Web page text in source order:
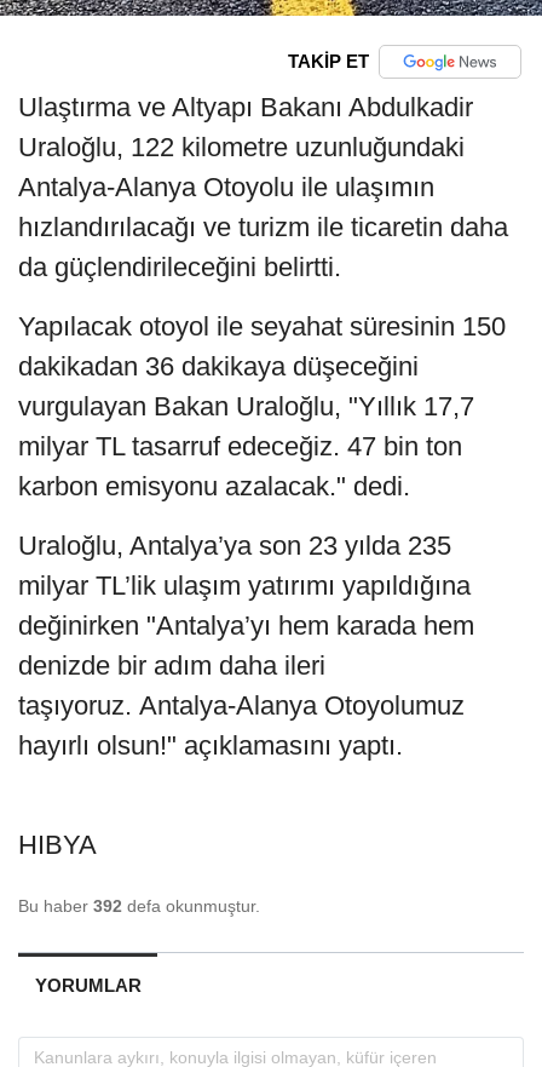
TAKİP ET
Ulaştırma ve Altyapı Bakanı Abdulkadir
Uraloğlu, 122 kilometre uzunluğundaki
Antalya-Alanya Otoyolu ile ulaşımın
hızlandırılacağı ve turizm ile ticaretin daha
da güçlendirileceğini belirtti.
Yapılacak otoyol ile seyahat süresinin 150
dakikadan 36 dakikaya düşeceğini
vurgulayan Bakan Uraloğlu, "Yıllık 17,7
milyar TL tasarruf edeceğiz. 47 bin ton
karbon emisyonu azalacak." dedi.
Uraloğlu, Antalya’ya son 23 yılda 235
milyar TL’lik ulaşım yatırımı yapıldığına
değinirken "Antalya’yı hem karada hem
denizde bir adım daha ileri
taşıyoruz. Antalya-Alanya Otoyolumuz
hayırlı olsun!" açıklamasını yaptı.
HIBYA
Bu haber 392 defa okunmuştur.
YORUMLAR